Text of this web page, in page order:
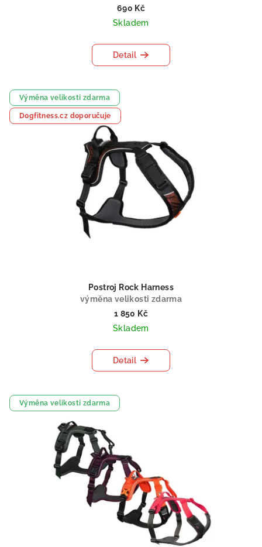
690 Kč
Skladem
Detail
Výměna velikosti zdarma
Dogfitness.cz doporučuje
Postroj Rock Harness
výměna velikosti zdarma
1 850 Kč
Skladem
Detail
Výměna velikosti zdarma